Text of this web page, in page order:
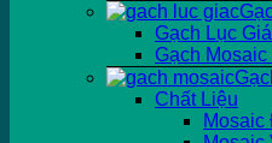
Gạch Lục
Gạch Mosaic
Chất Liệu